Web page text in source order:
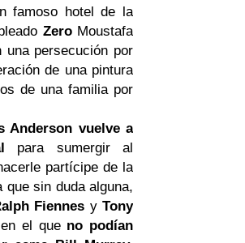
famoso hotel de la
ZeroMoustafa
persecución por
de una pintura
de una familia por
Anderson vuelve a
para sumergir al
partícipe de la
que sin duda alguna,
Fiennes y Tony
el que no podían